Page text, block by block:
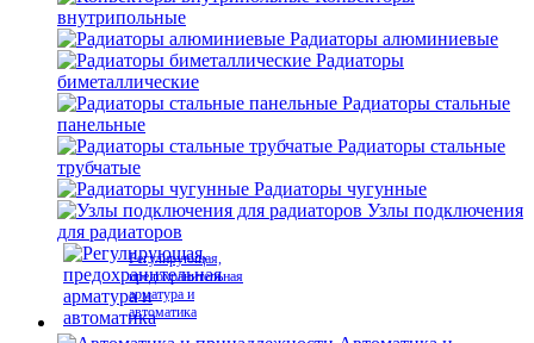
внутрипольные
Радиаторы алюминиевые
Радиаторы
биметаллические
Радиаторы стальные
панельные
Радиаторы стальные
трубчатые
Радиаторы чугунные
Узлы подключения
для радиаторов
Регулирующая,
предохранительная
арматура и
автоматика